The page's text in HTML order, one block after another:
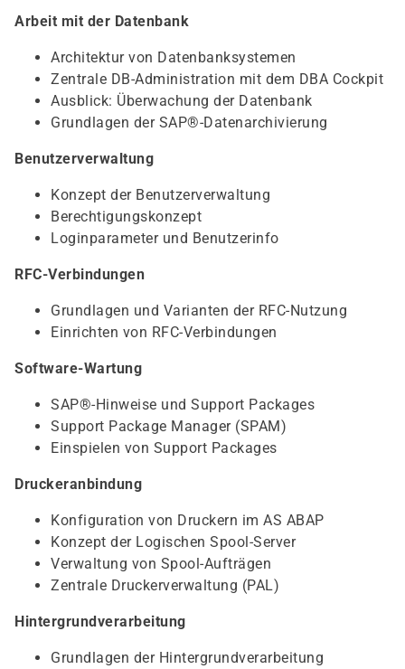
Arbeit mit der Datenbank
Architektur von Datenbanksystemen
Zentrale DB-Administration mit dem DBA Cockpit
Ausblick: Überwachung der Datenbank
Grundlagen der SAP®-Datenarchivierung
Benutzerverwaltung
Konzept der Benutzerverwaltung
Berechtigungskonzept
Loginparameter und Benutzerinfo
RFC-Verbindungen
Grundlagen und Varianten der RFC-Nutzung
Einrichten von RFC-Verbindungen
Software-Wartung
SAP®-Hinweise und Support Packages
Support Package Manager (SPAM)
Einspielen von Support Packages
Druckeranbindung
Konfiguration von Druckern im AS ABAP
Konzept der Logischen Spool-Server
Verwaltung von Spool-Aufträgen
Zentrale Druckerverwaltung (PAL)
Hintergrundverarbeitung
Grundlagen der Hintergrundverarbeitung